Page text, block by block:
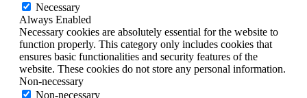
Necessary
Always Enabled
Necessary cookies are absolutely essential for the website to
function properly. This category only includes cookies that
ensures basic functionalities and security features of the
website. These cookies do not store any personal information.
Non-necessary
Non-necessary